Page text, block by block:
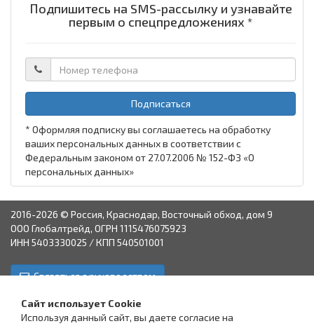
Подпишитесь на SMS-рассылку и узнавайте
первым о спецпредложениях *
Подписаться
* Оформляя подписку вы соглашаетесь на обработку
ваших персональных данных в соответствии с
Федеральным законом от 27.07.2006 № 152-ФЗ «О
персональных данных»
2016-2026 © Россия, Краснодар, Восточный обход, дом 9
ООО Глобалтрейд, ОГРН 1115476075923
ИНН 5403330025 / КПП 540501001
Связаться с руководством
Сайт использует Cookie
Используя данный сайт, вы даете согласие на